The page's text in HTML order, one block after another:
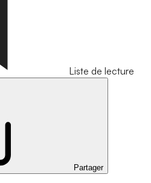
Liste de lecture
Partager